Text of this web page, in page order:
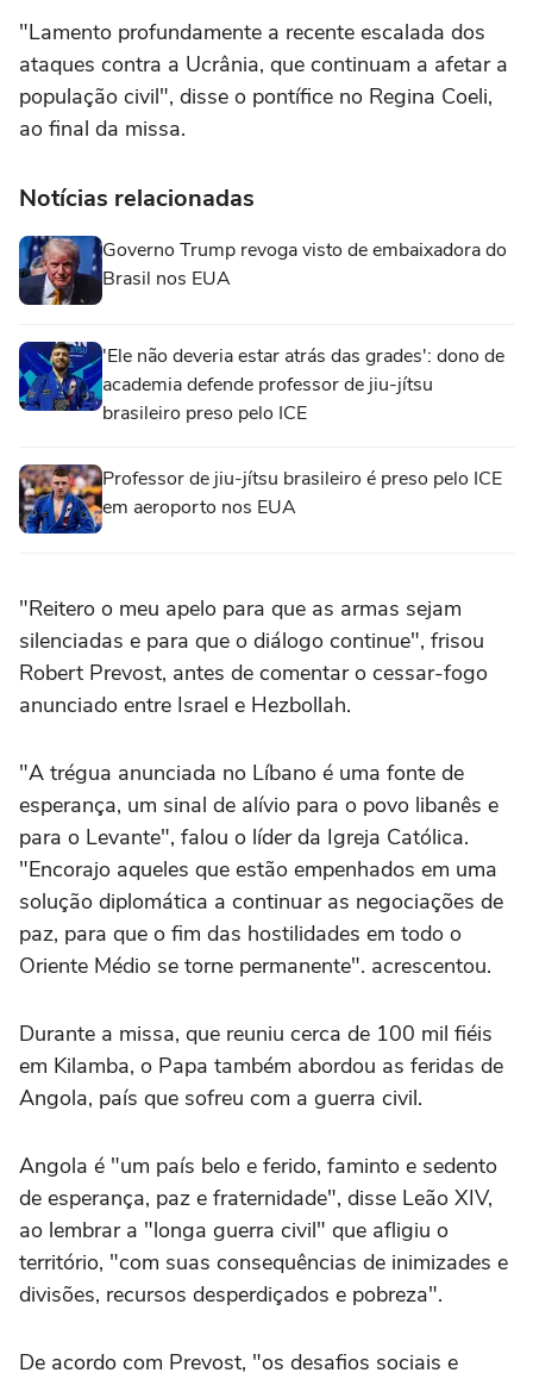
"Lamento profundamente a recente escalada dos
ataques contra a Ucrânia, que continuam a afetar a
população civil", disse o pontífice no Regina Coeli,
ao final da missa.
Notícias relacionadas
Governo Trump revoga visto de embaixadora do
Brasil nos EUA
'Ele não deveria estar atrás das grades': dono de
academia defende professor de jiu-jítsu
brasileiro preso pelo ICE
Professor de jiu-jítsu brasileiro é preso pelo ICE
em aeroporto nos EUA
"Reitero o meu apelo para que as armas sejam
silenciadas e para que o diálogo continue", frisou
Robert Prevost, antes de comentar o cessar-fogo
anunciado entre Israel e Hezbollah.
"A trégua anunciada no Líbano é uma fonte de
esperança, um sinal de alívio para o povo libanês e
para o Levante", falou o líder da Igreja Católica.
"Encorajo aqueles que estão empenhados em uma
solução diplomática a continuar as negociações de
paz, para que o fim das hostilidades em todo o
Oriente Médio se torne permanente". acrescentou.
Durante a missa, que reuniu cerca de 100 mil fiéis
em Kilamba, o Papa também abordou as feridas de
Angola, país que sofreu com a guerra civil.
Angola é "um país belo e ferido, faminto e sedento
de esperança, paz e fraternidade", disse Leão XIV,
ao lembrar a "longa guerra civil" que afligiu o
território, "com suas consequências de inimizades e
divisões, recursos desperdiçados e pobreza".
De acordo com Prevost, "os desafios sociais e